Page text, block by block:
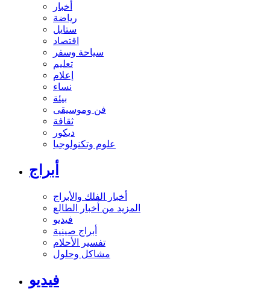
أخبار
رياضة
ستايل
اقتصاد
سياحة وسفر
تعليم
إعلام
نساء
بيئة
فن وموسيقى
ثقافة
ديكور
علوم وتكنولوجيا
أبراج
أخبار الفلك والأبراج
المزيد من أخبار الطالع
فيديو
أبراج صينية
تفسير الأحلام
مشاكل وحلول
فيديو